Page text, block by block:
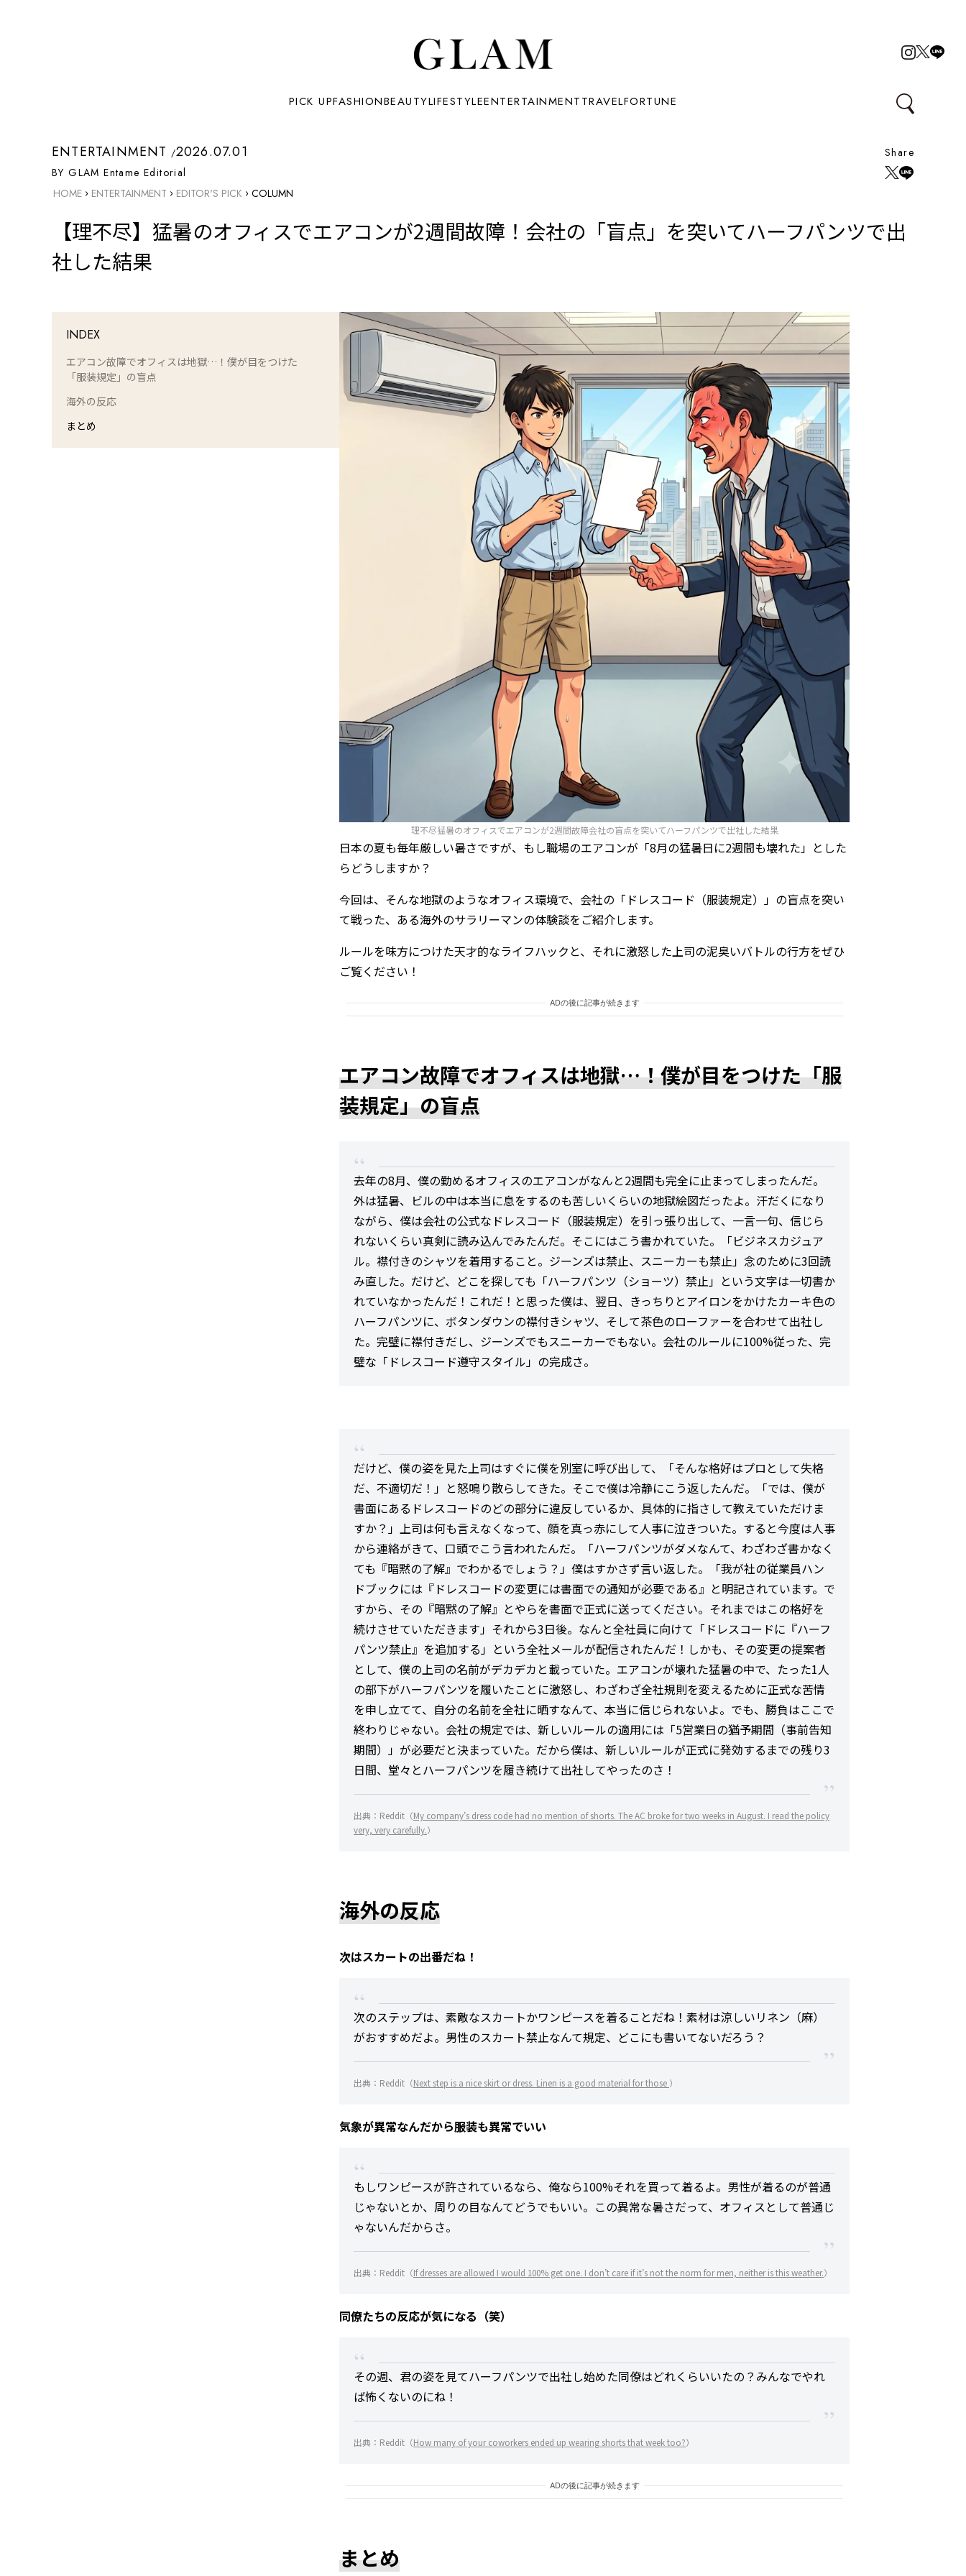
PICK UPFASHIONBEAUTYLIFESTYLEENTERTAINMENTTRAVELFORTUNE
ENTERTAINMENT 2026.07.01
BY GLAM Entame Editorial
Share
HOME › ENTERTAINMENT › EDITOR'S PICK › COLUMN
【理不尽】猛暑のオフィスでエアコンが2週間故障！会社の「盲点」を突いてハーフパンツで出
社した結果
INDEX
エアコン故障でオフィスは地獄…！僕が目をつけた
「服装規定」の盲点
海外の反応
まとめ
理不尽猛暑のオフィスでエアコンが2週間故障会社の盲点を突いてハーフパンツで出社した結果
日本の夏も毎年厳しい暑さですが、もし職場のエアコンが「8月の猛暑日に2週間も壊れた」とした
らどうしますか？
今回は、そんな地獄のようなオフィス環境で、会社の「ドレスコード（服装規定）」の盲点を突い
て戦った、ある海外のサラリーマンの体験談をご紹介します。
ルールを味方につけた天才的なライフハックと、それに激怒した上司の泥臭いバトルの行方をぜひ
ご覧ください！
ADの後に記事が続きます
エアコン故障でオフィスは地獄…！僕が目をつけた「服
装規定」の盲点
去年の8月、僕の勤めるオフィスのエアコンがなんと2週間も完全に止まってしまったんだ。
外は猛暑、ビルの中は本当に息をするのも苦しいくらいの地獄絵図だったよ。汗だくになり
ながら、僕は会社の公式なドレスコード（服装規定）を引っ張り出して、一言一句、信じら
れないくらい真剣に読み込んでみたんだ。そこにはこう書かれていた。「ビジネスカジュア
ル。襟付きのシャツを着用すること。ジーンズは禁止、スニーカーも禁止」念のために3回読
み直した。だけど、どこを探しても「ハーフパンツ（ショーツ）禁止」という文字は一切書か
れていなかったんだ！これだ！と思った僕は、翌日、きっちりとアイロンをかけたカーキ色の
ハーフパンツに、ボタンダウンの襟付きシャツ、そして茶色のローファーを合わせて出社し
た。完璧に襟付きだし、ジーンズでもスニーカーでもない。会社のルールに100%従った、完
璧な「ドレスコード遵守スタイル」の完成さ。
だけど、僕の姿を見た上司はすぐに僕を別室に呼び出して、「そんな格好はプロとして失格
だ、不適切だ！」と怒鳴り散らしてきた。そこで僕は冷静にこう返したんだ。「では、僕が
書面にあるドレスコードのどの部分に違反しているか、具体的に指さして教えていただけま
すか？」上司は何も言えなくなって、顔を真っ赤にして人事に泣きついた。すると今度は人事
から連絡がきて、口頭でこう言われたんだ。「ハーフパンツがダメなんて、わざわざ書かなく
ても『暗黙の了解』でわかるでしょう？」僕はすかさず言い返した。「我が社の従業員ハン
ドブックには『ドレスコードの変更には書面での通知が必要である』と明記されています。で
すから、その『暗黙の了解』とやらを書面で正式に送ってください。それまではこの格好を
続けさせていただきます」それから3日後。なんと全社員に向けて「ドレスコードに『ハーフ
パンツ禁止』を追加する」という全社メールが配信されたんだ！しかも、その変更の提案者
として、僕の上司の名前がデカデカと載っていた。エアコンが壊れた猛暑の中で、たった1人
の部下がハーフパンツを履いたことに激怒し、わざわざ全社規則を変えるために正式な苦情
を申し立てて、自分の名前を全社に晒すなんて、本当に信じられないよ。でも、勝負はここで
終わりじゃない。会社の規定では、新しいルールの適用には「5営業日の猶予期間（事前告知
期間）」が必要だと決まっていた。だから僕は、新しいルールが正式に発効するまでの残り3
日間、堂々とハーフパンツを履き続けて出社してやったのさ！
出典：Reddit（My company’s dress code had no mention of shorts. The AC broke for two weeks in August. I read the policy
very, very carefully.）
海外の反応
次はスカートの出番だね！
次のステップは、素敵なスカートかワンピースを着ることだね！素材は涼しいリネン（麻）
がおすすめだよ。男性のスカート禁止なんて規定、どこにも書いてないだろう？
出典：Reddit（Next step is a nice skirt or dress. Linen is a good material for those ）
気象が異常なんだから服装も異常でいい
もしワンピースが許されているなら、俺なら100%それを買って着るよ。男性が着るのが普通
じゃないとか、周りの目なんてどうでもいい。この異常な暑さだって、オフィスとして普通じ
ゃないんだからさ。
出典：Reddit（If dresses are allowed I would 100% get one. I don’t care if it’s not the norm for men, neither is this weather.）
同僚たちの反応が気になる（笑）
その週、君の姿を見てハーフパンツで出社し始めた同僚はどれくらいいたの？みんなでやれ
ば怖くないのにね！
出典：Reddit（How many of your coworkers ended up wearing shorts that week too?）
ADの後に記事が続きます
まとめ